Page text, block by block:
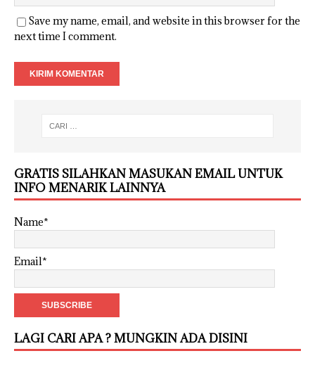
Save my name, email, and website in this browser for the
next time I comment.
GRATIS SILAHKAN MASUKAN EMAIL UNTUK
INFO MENARIK LAINNYA
Name*
Email*
LAGI CARI APA ? MUNGKIN ADA DISINI